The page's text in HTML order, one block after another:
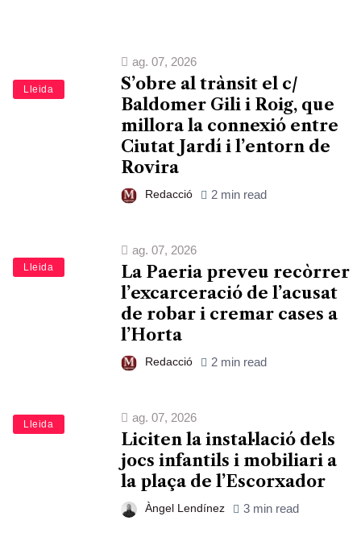
Lleida
ag. 07, 2026
S’obre al trànsit el c/
Baldomer Gili i Roig, que
millora la connexió entre
Ciutat Jardí i l’entorn de
Rovira
Redacció 2 min read
Lleida
ag. 07, 2026
La Paeria preveu recòrrer
l’excarceració de l’acusat
de robar i cremar cases a
l’Horta
Redacció 2 min read
Lleida
ag. 07, 2026
Liciten la instal·lació dels
jocs infantils i mobiliari a
la plaça de l’Escorxador
Àngel Lendínez 3 min read